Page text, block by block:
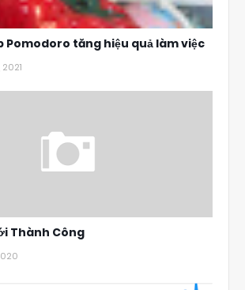
Pomodoro tăng hiệu quả làm việc
Thành Công